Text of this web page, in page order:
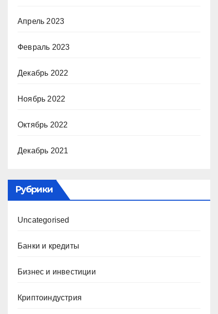
Апрель 2023
Февраль 2023
Декабрь 2022
Ноябрь 2022
Октябрь 2022
Декабрь 2021
Рубрики
Uncategorised
Банки и кредиты
Бизнес и инвестиции
Криптоиндустрия